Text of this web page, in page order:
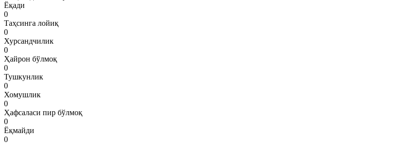
Ёқади
0
Таҳсинга лойиқ
0
Хурсандчилик
0
Ҳайрон бўлмоқ
0
Тушкунлик
0
Хомушлик
0
Ҳафсаласи пир бўлмоқ
0
Ёқмайди
0